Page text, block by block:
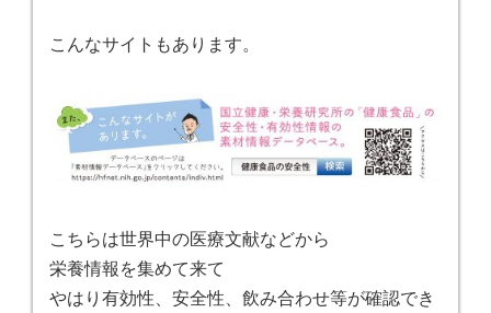
こんなサイトもあります。
こちらは世界中の医療文献などから
栄養情報を集めて来て
やはり有効性、安全性、飲み合わせ等が確認でき